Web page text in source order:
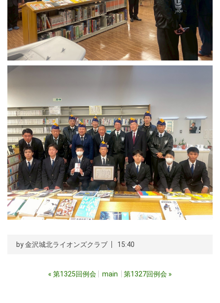
by金沢城北ライオンズクラブ 15:40
« 第1325回例会 main 第1327回例会 »